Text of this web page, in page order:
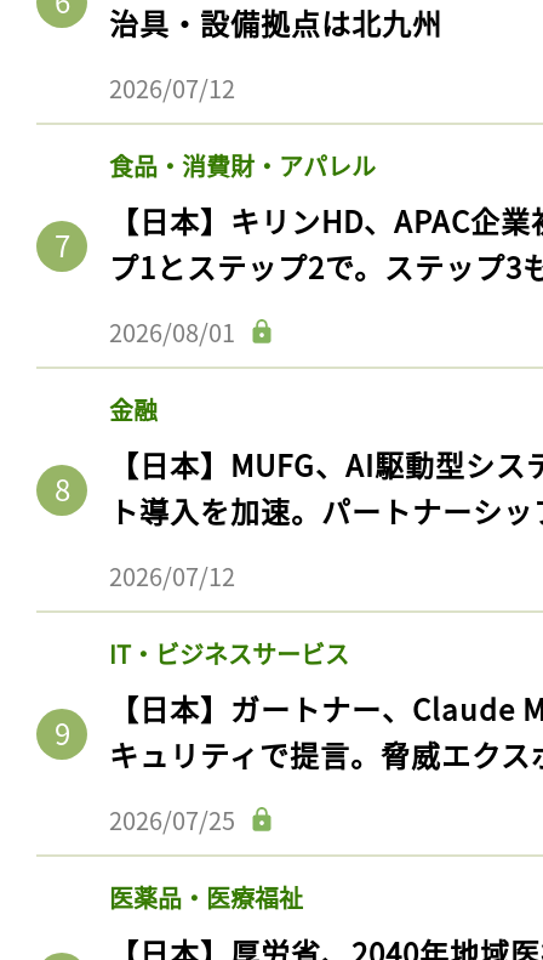
治具・設備拠点は北九州
2026/07/12
食品・消費財・アパレル
【日本】キリンHD、APAC企
プ1とステップ2で。ステップ3
2026/08/01
金融
【日本】MUFG、AI駆動型シ
ト導入を加速。パートナーシ
2026/07/12
IT・ビジネスサービス
【日本】ガートナー、Claude
キュリティで提言。脅威エク
2026/07/25
医薬品・医療福祉